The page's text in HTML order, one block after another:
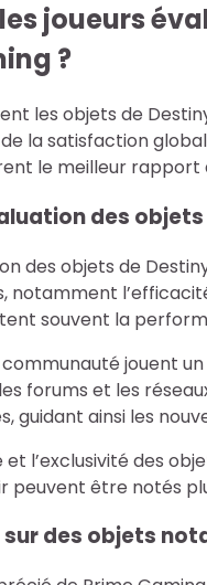
joueurs
?
les objets de
la satisfaction
le meilleur rapport
des objets
des objets de
notamment
souvent la
jouent
forums et les
guidant ainsi les
et l’exclusivité des
peuvent être notés
des objets